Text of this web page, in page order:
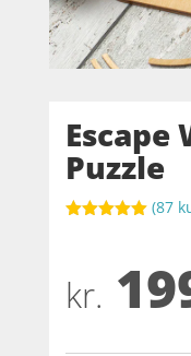
Puzzle
baseret på
kundebedøm
melser
(87
kr.